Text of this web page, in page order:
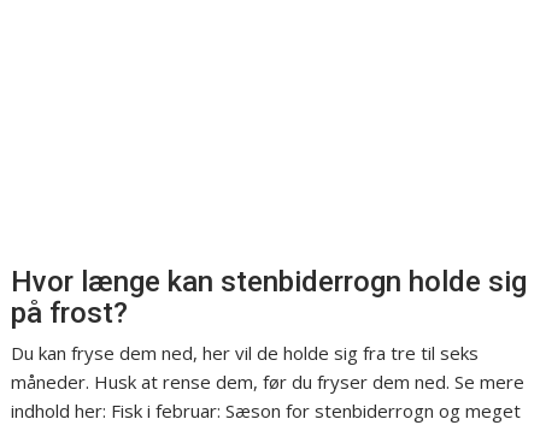
Hvor længe kan stenbiderrogn holde sig
på frost?
Du kan fryse dem ned, her vil de holde sig fra tre til seks
måneder. Husk at rense dem, før du fryser dem ned. Se mere
indhold her: Fisk i februar: Sæson for stenbiderrogn og meget